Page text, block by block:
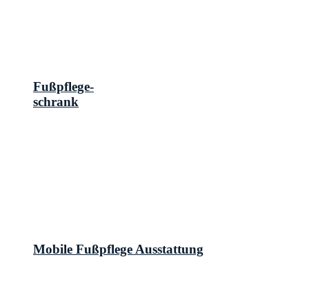
Fußpflege-
schrank
Mobile Fußpflege Ausstattung